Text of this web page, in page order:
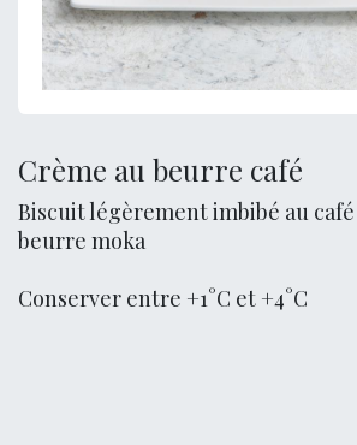
Crème au beurre café
Biscuit légèrement imbibé au
beurre moka
Conserver entre +1°C et +4°C